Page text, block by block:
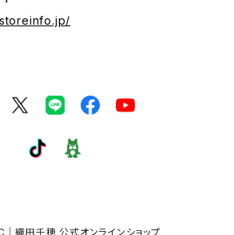
織田千穂 公式オンラインショップ